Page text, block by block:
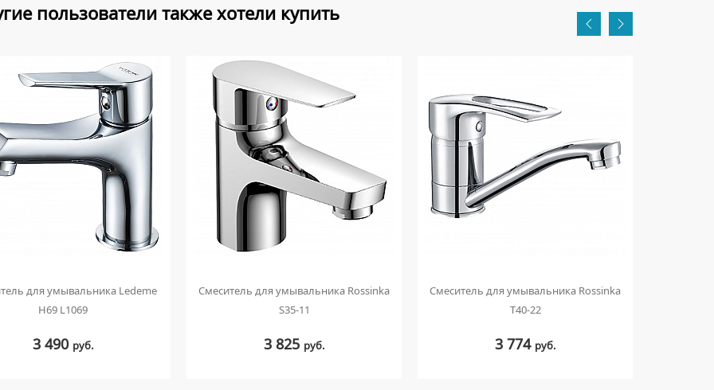
пользователи также хотели купить
для умывальника Ledeme
H69 L1069
3 490 руб.
Смеситель для умывальника Rossinka
S35-11
3 825 руб.
Смеситель для умывальника Rossinka
T40-22
3 774 руб.